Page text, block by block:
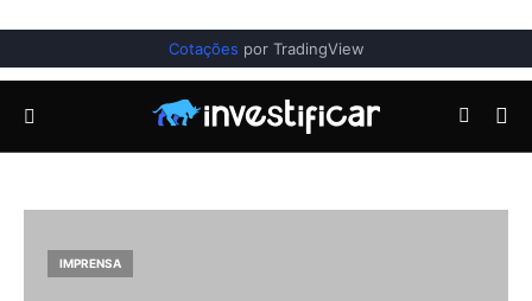
Cotações por TradingView
IMPRENSA